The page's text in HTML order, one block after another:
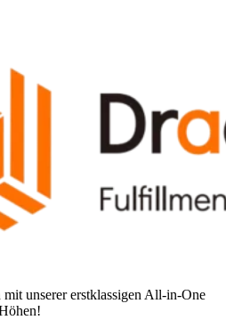
unserer erstklassigen All-in-One